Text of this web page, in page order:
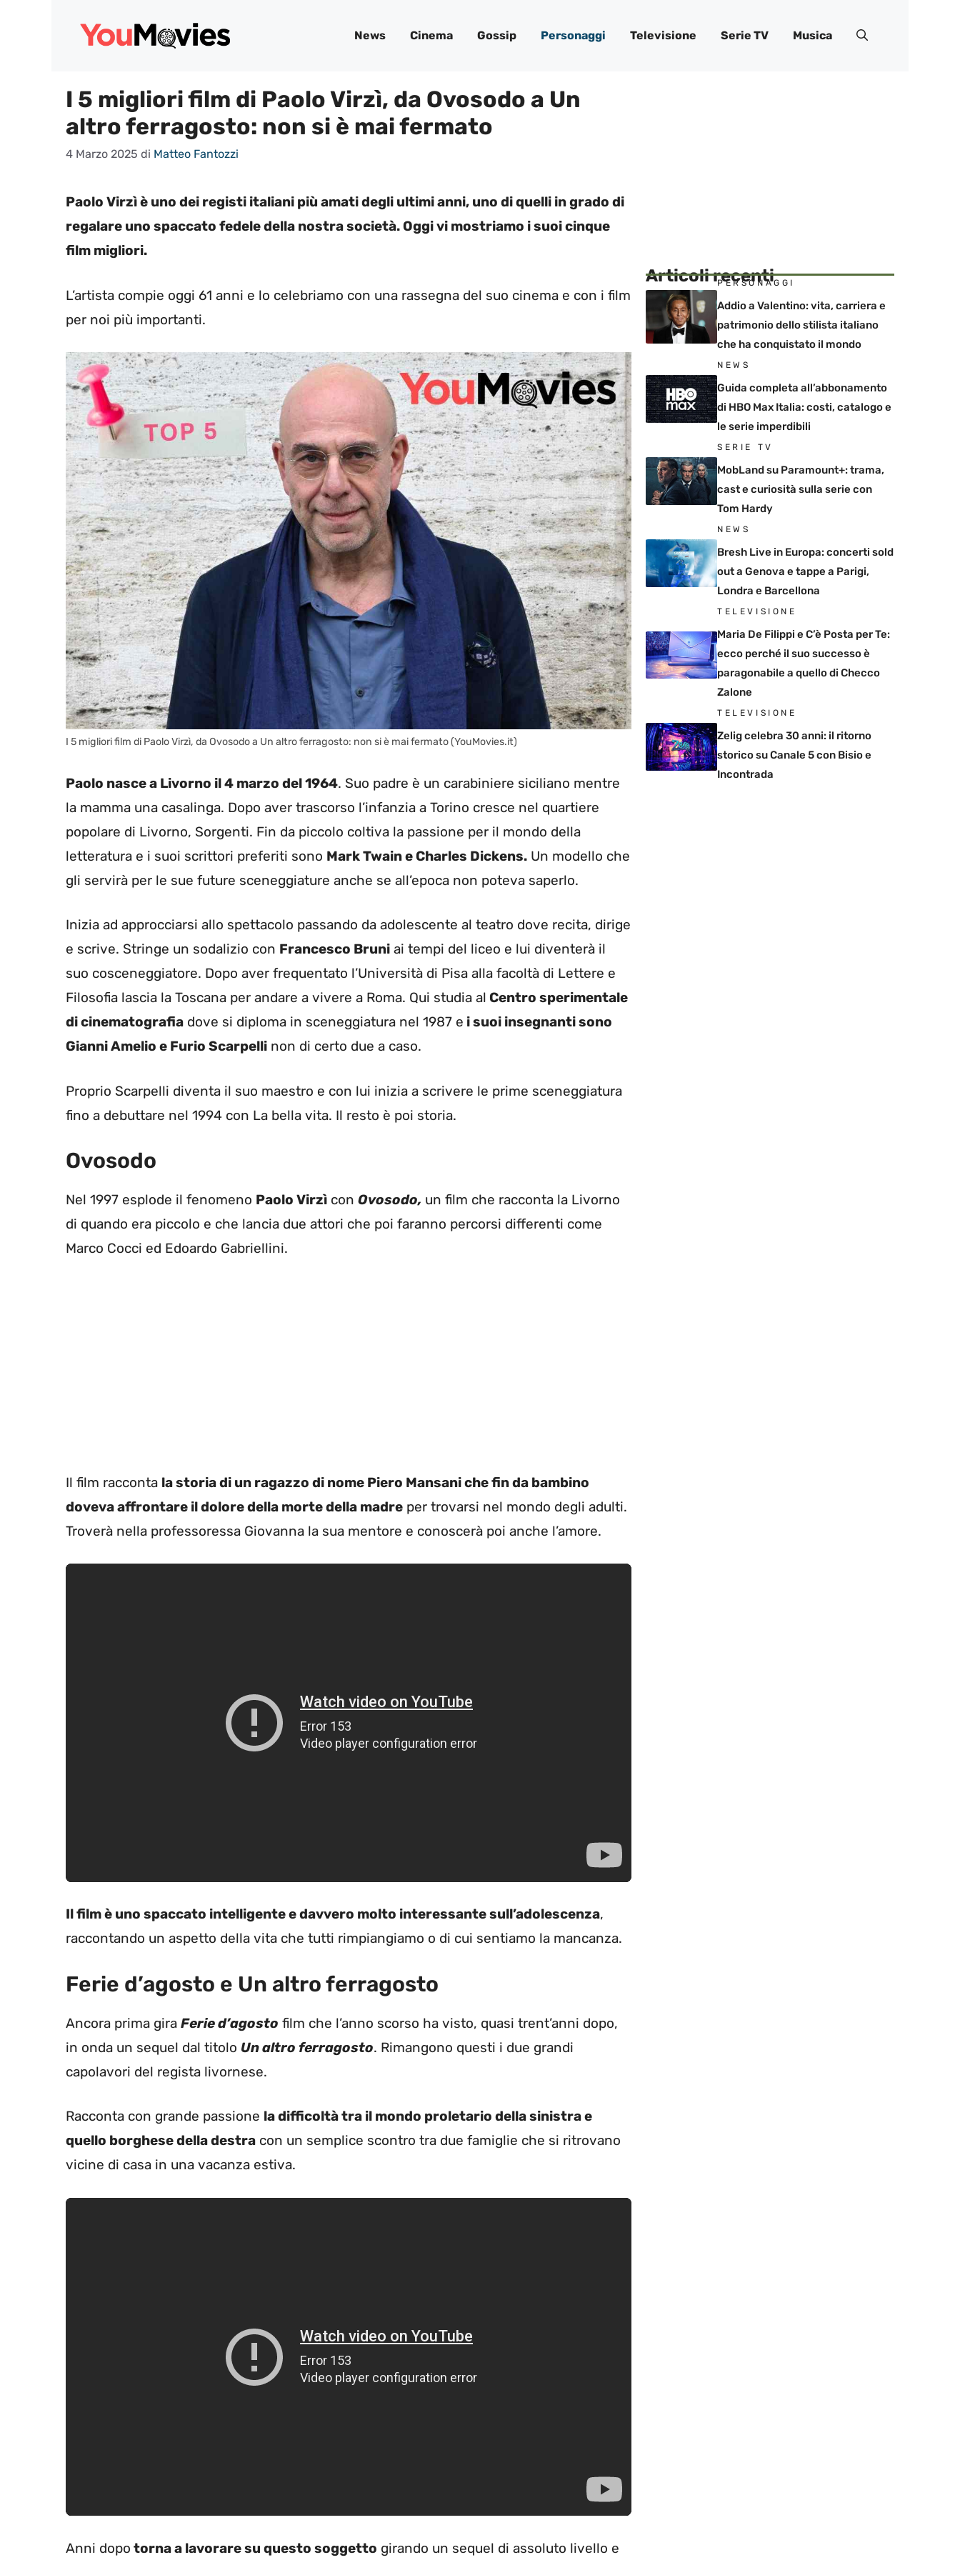
News Cinema Gossip Personaggi Televisione Serie TV Musica
I 5 migliori film di Paolo Virzì, da Ovosodo a Un
altro ferragosto: non si è mai fermato
4 Marzo 2025 di Matteo Fantozzi
Paolo Virzì è uno dei registi italiani più amati degli ultimi anni, uno di quelli in grado di
regalare uno spaccato fedele della nostra società. Oggi vi mostriamo i suoi cinque
film migliori.
L’artista compie oggi 61 anni e lo celebriamo con una rassegna del suo cinema e con i film
per noi più importanti.
I 5 migliori film di Paolo Virzì, da Ovosodo a Un altro ferragosto: non si è mai fermato (YouMovies.it)
Paolo nasce a Livorno il 4 marzo del 1964. Suo padre è un carabiniere siciliano mentre
la mamma una casalinga. Dopo aver trascorso l’infanzia a Torino cresce nel quartiere
popolare di Livorno, Sorgenti. Fin da piccolo coltiva la passione per il mondo della
letteratura e i suoi scrittori preferiti sono Mark Twain e Charles Dickens. Un modello che
gli servirà per le sue future sceneggiature anche se all’epoca non poteva saperlo.
Inizia ad approcciarsi allo spettacolo passando da adolescente al teatro dove recita, dirige
e scrive. Stringe un sodalizio con Francesco Bruni ai tempi del liceo e lui diventerà il
suo cosceneggiatore. Dopo aver frequentato l’Università di Pisa alla facoltà di Lettere e
Filosofia lascia la Toscana per andare a vivere a Roma. Qui studia al Centro sperimentale
di cinematografia dove si diploma in sceneggiatura nel 1987 e i suoi insegnanti sono
Gianni Amelio e Furio Scarpelli non di certo due a caso.
Proprio Scarpelli diventa il suo maestro e con lui inizia a scrivere le prime sceneggiatura
fino a debuttare nel 1994 con La bella vita. Il resto è poi storia.
Ovosodo
Nel 1997 esplode il fenomeno Paolo Virzì con Ovosodo, un film che racconta la Livorno
di quando era piccolo e che lancia due attori che poi faranno percorsi differenti come
Marco Cocci ed Edoardo Gabriellini.
Il film racconta la storia di un ragazzo di nome Piero Mansani che fin da bambino
doveva affrontare il dolore della morte della madre per trovarsi nel mondo degli adulti.
Troverà nella professoressa Giovanna la sua mentore e conoscerà poi anche l’amore.
Il film è uno spaccato intelligente e davvero molto interessante sull’adolescenza,
raccontando un aspetto della vita che tutti rimpiangiamo o di cui sentiamo la mancanza.
Ferie d’agosto e Un altro ferragosto
Ancora prima gira Ferie d’agosto film che l’anno scorso ha visto, quasi trent’anni dopo,
in onda un sequel dal titolo Un altro ferragosto. Rimangono questi i due grandi
capolavori del regista livornese.
Racconta con grande passione la difficoltà tra il mondo proletario della sinistra e
quello borghese della destra con un semplice scontro tra due famiglie che si ritrovano
vicine di casa in una vacanza estiva.
Anni dopo torna a lavorare su questo soggetto girando un sequel di assoluto livello e
Articoli recenti
PERSONAGGI
Addio a Valentino: vita, carriera e
patrimonio dello stilista italiano
che ha conquistato il mondo
NEWS
Guida completa all’abbonamento
di HBO Max Italia: costi, catalogo e
le serie imperdibili
SERIE TV
MobLand su Paramount+: trama,
cast e curiosità sulla serie con
Tom Hardy
NEWS
Bresh Live in Europa: concerti sold
out a Genova e tappe a Parigi,
Londra e Barcellona
TELEVISIONE
Maria De Filippi e C’è Posta per Te:
ecco perché il suo successo è
paragonabile a quello di Checco
Zalone
TELEVISIONE
Zelig celebra 30 anni: il ritorno
storico su Canale 5 con Bisio e
Incontrada